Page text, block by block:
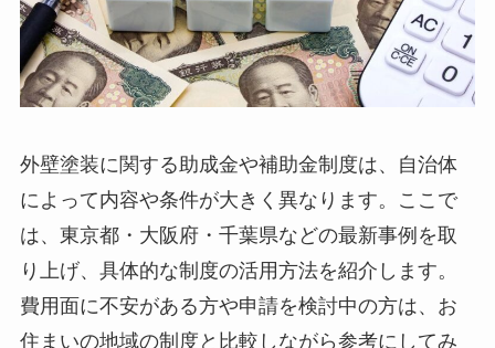
外壁塗装に関する助成金や補助金制度は、自治体
によって内容や条件が大きく異なります。ここで
は、東京都・大阪府・千葉県などの最新事例を取
り上げ、具体的な制度の活用方法を紹介します。
費用面に不安がある方や申請を検討中の方は、お
住まいの地域の制度と比較しながら参考にしてみ